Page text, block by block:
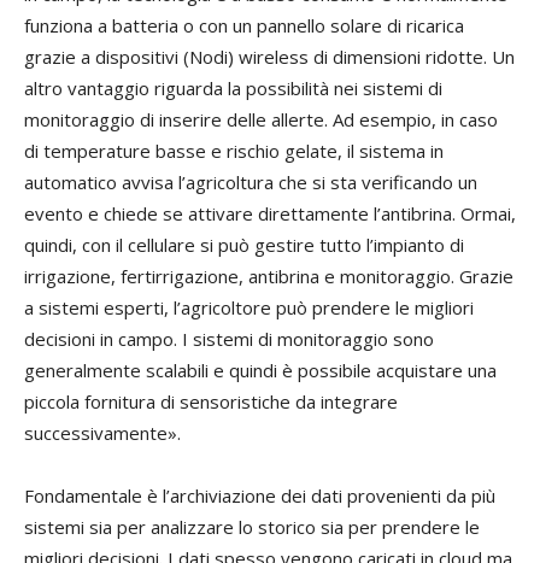
funziona a batteria o con un pannello solare di ricarica
grazie a dispositivi (Nodi) wireless di dimensioni ridotte. Un
altro vantaggio riguarda la possibilità nei sistemi di
monitoraggio di inserire delle allerte. Ad esempio, in caso
di temperature basse e rischio gelate, il sistema in
automatico avvisa l’agricoltura che si sta verificando un
evento e chiede se attivare direttamente l’antibrina. Ormai,
quindi, con il cellulare si può gestire tutto l’impianto di
irrigazione, fertirrigazione, antibrina e monitoraggio. Grazie
a sistemi esperti, l’agricoltore può prendere le migliori
decisioni in campo. I sistemi di monitoraggio sono
generalmente scalabili e quindi è possibile acquistare una
piccola fornitura di sensoristiche da integrare
successivamente».
Fondamentale è l’archiviazione dei dati provenienti da più
sistemi sia per analizzare lo storico sia per prendere le
migliori decisioni. I dati spesso vengono caricati in cloud ma